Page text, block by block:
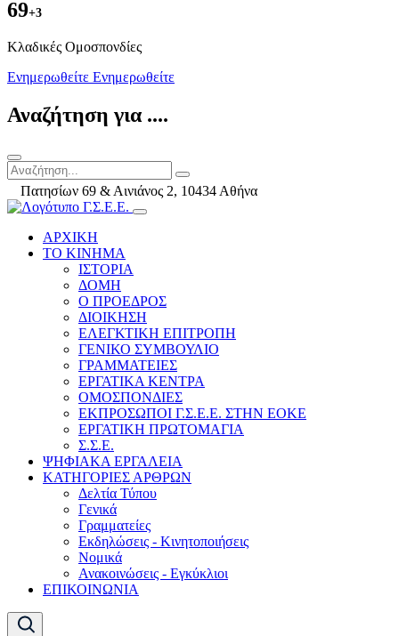
69+3
Kλαδικές Ομοσπονδίες
Ενημερωθείτε Ενημερωθείτε
Αναζήτηση για ....
Πατησίων 69 & Αινιάνος 2, 10434 Αθήνα
ΑΡΧΙΚΗ
ΤΟ ΚΙΝΗΜΑ
ΙΣΤΟΡΙΑ
ΔΟΜΗ
Ο ΠΡΟΕΔΡΟΣ
ΔΙΟΙΚΗΣΗ
ΕΛΕΓΚΤΙΚΗ ΕΠΙΤΡΟΠΗ
ΓΕΝΙΚΟ ΣΥΜΒΟΥΛΙΟ
ΓΡΑΜΜΑΤΕΙΕΣ
ΕΡΓΑΤΙΚΑ ΚΕΝΤΡΑ
ΟΜΟΣΠΟΝΔΙΕΣ
ΕΚΠΡΟΣΩΠΟΙ Γ.Σ.Ε.Ε. ΣΤΗΝ ΕΟΚΕ
ΕΡΓΑΤΙΚΗ ΠΡΩΤΟΜΑΓΙΑ
Σ.Σ.Ε.
ΨΗΦΙΑΚΑ ΕΡΓΑΛΕΙΑ
ΚΑΤΗΓΟΡΙΕΣ ΑΡΘΡΩΝ
Δελτία Τύπου
Γενικά
Γραμματείες
Εκδηλώσεις - Κινητοποιήσεις
Νομικά
Ανακοινώσεις - Εγκύκλιοι
ΕΠΙΚΟΙΝΩΝΙΑ